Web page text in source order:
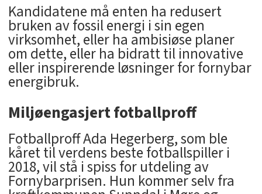
Kandidatene må enten ha redusert
bruken av fossil energi i sin egen
virksomhet, eller ha ambisiøse planer
om dette, eller ha bidratt til innovative
eller inspirerende løsninger for fornybar
energibruk.
Miljøengasjert fotballproff
Fotballproff Ada Hegerberg, som ble
kåret til verdens beste fotballspiller i
2018, vil stå i spiss for utdeling av
Fornybarprisen. Hun kommer selv fra